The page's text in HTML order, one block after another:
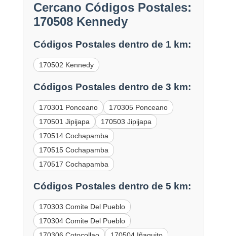
Cercano Códigos Postales:
170508 Kennedy
Códigos Postales dentro de 1 km:
170502 Kennedy
Códigos Postales dentro de 3 km:
170301 Ponceano
170305 Ponceano
170501 Jipijapa
170503 Jipijapa
170514 Cochapamba
170515 Cochapamba
170517 Cochapamba
Códigos Postales dentro de 5 km:
170303 Comite Del Pueblo
170304 Comite Del Pueblo